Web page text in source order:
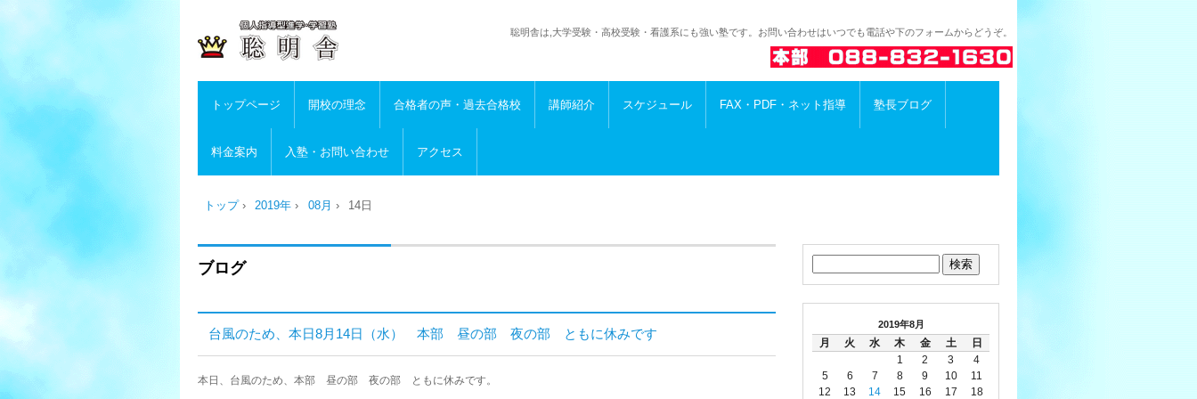
聡明舎は,大学受験・高校受験・看護系にも強い塾です。お問い合わせはいつでも電話や下のフォームからどうぞ。
トップページ 開校の理念 合格者の声・過去合格校 講師紹介 スケジュール FAX・PDF・ネット指導 塾長ブログ
料金案内 入塾・お問い合わせ アクセス
トップ› 2019年 › 08月 › 14日
ブログ
台風のため、本日8月14日（水） 本部 昼の部 夜の部 ともに休みです
本日、台風のため、本部 昼の部 夜の部 ともに休みです。
2019年8月
月 火 水 木 金 土 日
1 2 3
4
5
6 7 8 9 10
11
12
13 14 15 16 17
18